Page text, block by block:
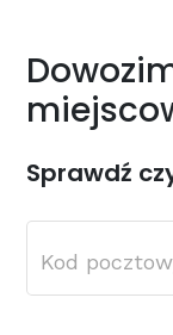
Sprawdź
Kod